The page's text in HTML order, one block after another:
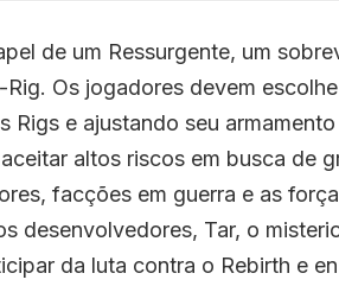
de um Ressurgente, um
Os jogadores devem
e ajustando seu
altos riscos em busca de
facções em guerra e as
desenvolvedores, Tar, o
da luta contra o Rebirth e